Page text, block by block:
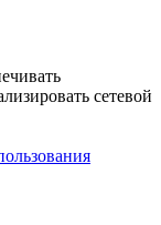
сетевой